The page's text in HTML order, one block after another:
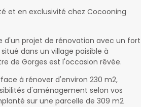
et en exclusivité chez Cocooning
d'un projet de rénovation avec un fort
dans un village paisible à
de Gorges est l'occasion rêvée.
à rénover d'environ 230 m2,
d'aménagement selon vos
sur une parcelle de 309 m2